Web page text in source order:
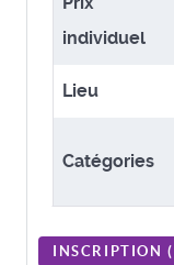
individuel
Lieu
Catégories
INSCRIPTION (